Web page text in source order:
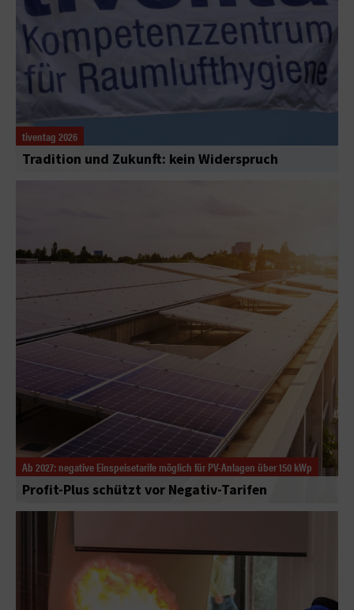
tiventag 2026
Tradition und Zukunft: kein Widerspruch
Ab 2027: negative Einspeisetarife möglich für PV-Anlagen über 150 kWp
Profit-Plus schützt vor Negativ-Tarifen